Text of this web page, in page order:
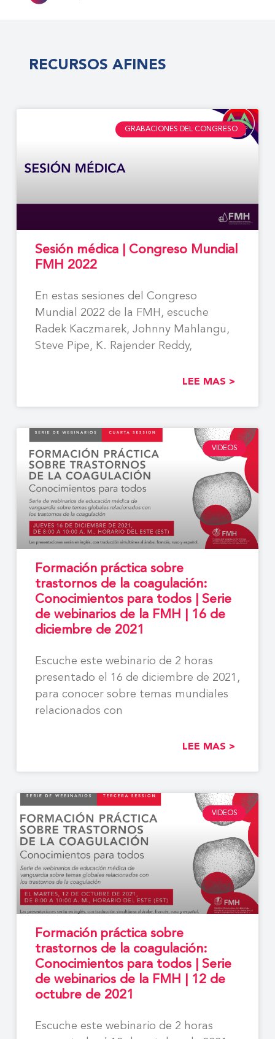
RECURSOS AFINES
GRABACIONES DEL CONGRESO
Sesión médica | Congreso Mundial
FMH 2022
En estas sesiones del Congreso
Mundial 2022 de la FMH, escuche
Radek Kaczmarek, Johnny Mahlangu,
Steve Pipe, K. Rajender Reddy,
LEE MAS >
VIDEOS
Formación práctica sobre
trastornos de la coagulación:
Conocimientos para todos | Serie
de webinarios de la FMH | 16 de
diciembre de 2021
Escuche este webinario de 2 horas
presentado el 16 de diciembre de 2021,
para conocer sobre temas mundiales
relacionados con
LEE MAS >
VIDEOS
Formación práctica sobre
trastornos de la coagulación:
Conocimientos para todos | Serie
de webinarios de la FMH | 12 de
octubre de 2021
Escuche este webinario de 2 horas